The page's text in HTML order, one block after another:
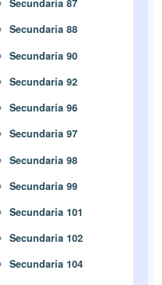
Secundaria 87
Secundaria 88
Secundaria 90
Secundaria 92
Secundaria 96
Secundaria 97
Secundaria 98
Secundaria 99
Secundaria 101
Secundaria 102
Secundaria 104